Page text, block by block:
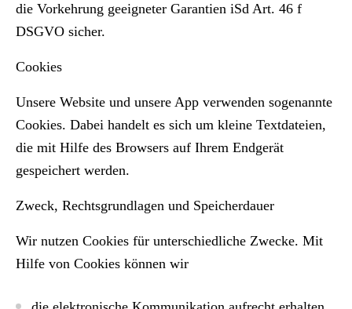
die Vorkehrung geeigneter Garantien iSd Art. 46 f
DSGVO sicher.
Cookies
Unsere Website und unsere App verwenden sogenannte
Cookies. Dabei handelt es sich um kleine Textdateien,
die mit Hilfe des Browsers auf Ihrem Endgerät
gespeichert werden.
Zweck, Rechtsgrundlagen und Speicherdauer
Wir nutzen Cookies für unterschiedliche Zwecke. Mit
Hilfe von Cookies können wir